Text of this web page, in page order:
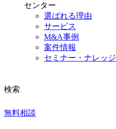
センター
選ばれる理由
サービス
M&A事例
案件情報
セミナー・ナレッジ
検索
無料相談